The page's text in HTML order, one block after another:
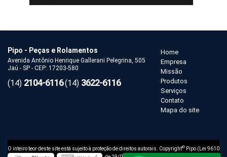
Pipo - Peças e Rolamentos
Avenida Antônio Henrique Gallerani Pelegrina, 505
Jaú - SP - CEP: 17203-580
(14) 2104-6116(14) 3622-6116
Home
Empresa
Missão
Produtos
Serviços
Contato
Mapa do site
O inteiro teor deste site está sujeito à proteção de direitos autorais. Copyright© Pipo (Lei 9610